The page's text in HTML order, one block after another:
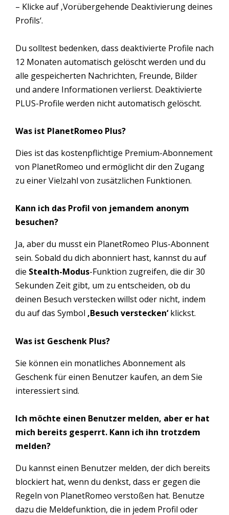
– Klicke auf ‚Vorübergehende Deaktivierung deines
Profils‘.
Du solltest bedenken, dass deaktivierte Profile nach
12 Monaten automatisch gelöscht werden und du
alle gespeicherten Nachrichten, Freunde, Bilder
und andere Informationen verlierst. Deaktivierte
PLUS-Profile werden nicht automatisch gelöscht.
Was ist PlanetRomeo Plus?
Dies ist das kostenpflichtige Premium-Abonnement
von PlanetRomeo und ermöglicht dir den Zugang
zu einer Vielzahl von zusätzlichen Funktionen.
Kann ich das Profil von jemandem anonym
besuchen?
Ja, aber du musst ein PlanetRomeo Plus-Abonnent
sein. Sobald du dich abonniert hast, kannst du auf
die Stealth-Modus-Funktion zugreifen, die dir 30
Sekunden Zeit gibt, um zu entscheiden, ob du
deinen Besuch verstecken willst oder nicht, indem
du auf das Symbol ‚Besuch verstecken‘klickst.
Was ist Geschenk Plus?
Sie können ein monatliches Abonnement als
Geschenk für einen Benutzer kaufen, an dem Sie
interessiert sind.
Ich möchte einen Benutzer melden, aber er hat
mich bereits gesperrt. Kann ich ihn trotzdem
melden?
Du kannst einen Benutzer melden, der dich bereits
blockiert hat, wenn du denkst, dass er gegen die
Regeln von PlanetRomeo verstoßen hat. Benutze
dazu die Meldefunktion, die in jedem Profil oder